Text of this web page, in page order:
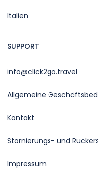
Italien
SUPPORT
info@click2go.travel
Allgemeine
Kontakt
Stornierungs- und
Impressum